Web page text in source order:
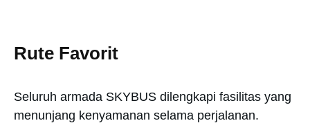
Rute Favorit
Seluruh armada SKYBUS dilengkapi fasilitas yang
menunjang kenyamanan selama perjalanan.